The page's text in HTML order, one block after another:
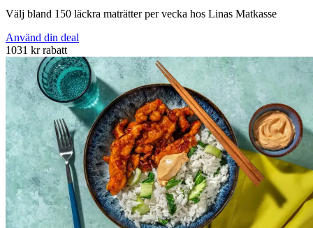
Välj bland 150 läckra maträtter per vecka hos Linas Matkasse
Använd din deal
1031 kr rabatt